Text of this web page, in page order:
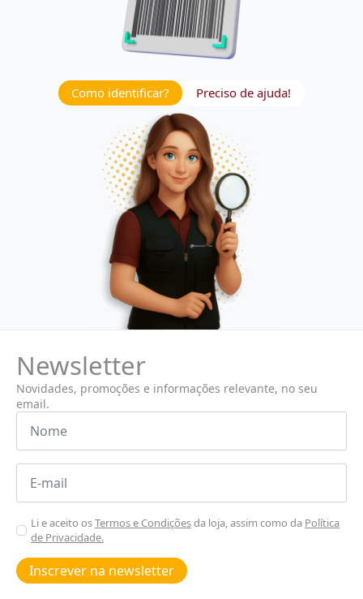
Como identificar? Preciso de ajuda!
Newsletter
Novidades, promoções e informações relevante, no seu
email.
Nome
Email
Aceitar
Poiticas
de
privacidade
Li e aceito osTermos e Condiçõesda loja, assim como da Política
de Privacidade.
Inscrever na newsletter